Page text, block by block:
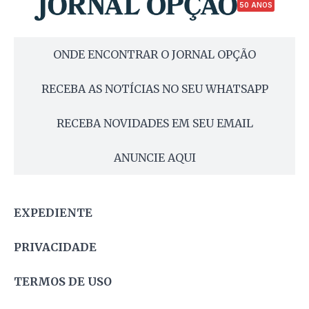
50 ANOS
ONDE ENCONTRAR O JORNAL OPÇÃO
RECEBA AS NOTÍCIAS NO SEU WHATSAPP
RECEBA NOVIDADES EM SEU EMAIL
ANUNCIE AQUI
EXPEDIENTE
PRIVACIDADE
TERMOS DE USO